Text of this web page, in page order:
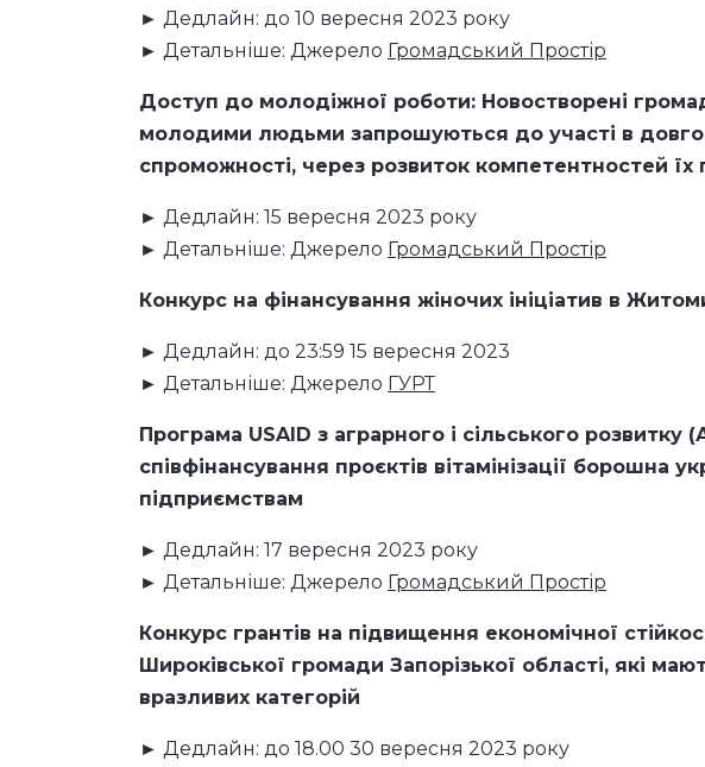
► Дедлайн: до 10 вересня 2023 року
► Детальніше: Джерело Громадський Простір
Доступ до молодіжної роботи: Новостворені
молодими людьми запрошуються до участі в
спроможності, через розвиток компетентностей їх
► Дедлайн: 15 вересня 2023 року
► Детальніше: Джерело Громадський Простір
Конкурс на фінансування жіночих ініціатив в
► Дедлайн: до 23:59 15 вересня 2023
► Детальніше: Джерело ГУРТ
Програма USAID з аграрного і сільського
співфінансування проєктів вітамінізації борошна
підприємствам
► Дедлайн: 17 вересня 2023 року
► Детальніше: Джерело Громадський Простір
Конкурс грантів на підвищення економічної
Широківської громади Запорізької області, які
вразливих категорій
► Дедлайн: до 18.00 30 вересня 2023 року